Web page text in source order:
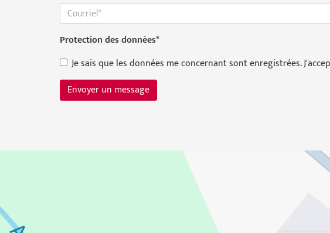
Protection des données*
Je sais que les données me concernant sont enregistrées.